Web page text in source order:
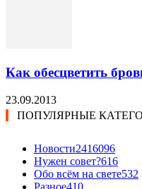
Как обесцветить
23.09.2013
ПОПУЛЯРНЫЕ
Новости2416096
Нужен совет?616
Обо всём на свете532
Разное410